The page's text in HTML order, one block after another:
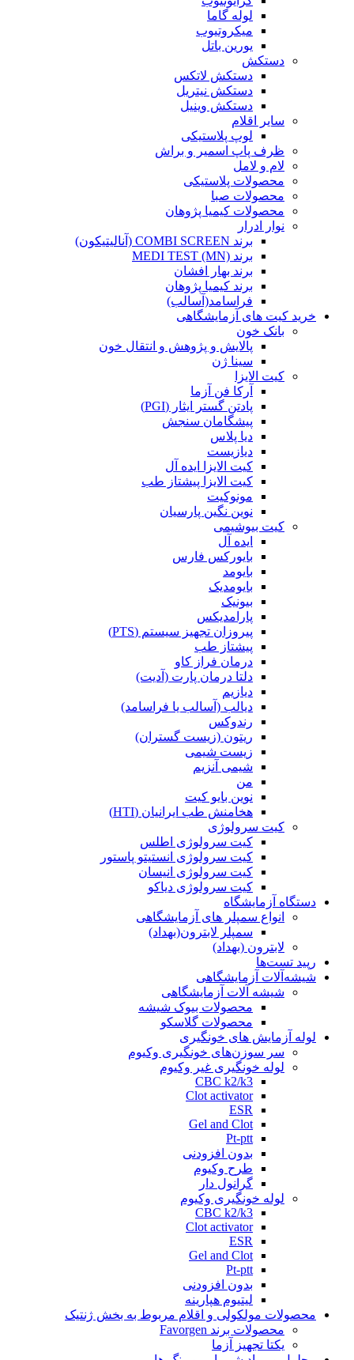
لوله گاما
میکروتیوب
یورین باتل
دستکش
دستکش لاتکس
دستکش نیتریل
دستکش وینیل
سایر اقلام
لوپ پلاستیکی
ظرف پاپ اسمیر و براش
لام و لامل
محصولات پلاستیکی
محصولات صبا
محصولات کیمیا پژوهان
نوار ادرار
برند COMBI SCREEN (آنالیتیکون)
برند MEDI TEST (MN)
برند بهار افشان
برند کیمیا پژوهان
فراسامد(آسالب)
خرید کیت های آزمایشگاهی
بانک خون
پالایش و پژوهش و انتقال خون
سینا ژن
کیت الایزا
آرکا فن آزما
پادتن گستر ایثار (PGI)
پیشگامان سنجش
دیا پلاس
دیازیست
کیت الایزا ایده آل
کیت الایزا پیشتاز طب
مونوکیت
نوین نگین پارسیان
کیت بیوشیمی
ایده آل
بایورکس فارس
بایومد
بایومدیک
بیونیک
پارامدیکس
پیروزان تجهیز سیستم (PTS)
پیشتاز طب
درمان فراز کاو
دلتا درمان پارت (آدیت)
دیازیم
دیالب (آسالب یا فراسامد)
رندوکس
ریتون (زیست گستران)
زیست شیمی
شیمی آنزیم
من
نوین بایو کیت
هخامنش طب ایرانیان (HTI)
کیت سرولوژی
کیت سرولوژی اطلس
کیت سرولوژی انستیتو پاستور
کیت سرولوژی انیسان
کیت سرولوژی دیاکو
دستگاه آزمایشگاه
انواع سمپلر های آزمایشگاهی
سمپلر لابترون(بهداد)
لابترون (بهداد)
رپید تست‌ها
شیشه‌آلات آزمایشگاهی
شیشه آلات آزمایشگاهی
محصولات بیوک شیشه
محصولات گلاسکو
لوله آزمایش های خونگیری
سر سوزن‌های خونگیری وکیوم
لوله خونگیری غیر وکیوم
CBC k2/k3
Clot activator
ESR
Gel and Clot
Pt-ptt
بدون افزودنی
طرح وکیوم
گرانول دار
لوله خونگیری وکیوم
CBC k2/k3
Clot activator
ESR
Gel and Clot
Pt-ptt
بدون افزودنی
لیتیوم هپارینه
محصولات مولکولی و اقلام مربوط به بخش ژنتیک
محصولات برند Favorgen
یکتا تجهیز آزما